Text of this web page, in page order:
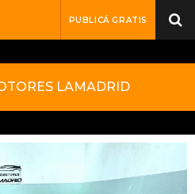
PUBLICÁ GRATIS
LAMADRID